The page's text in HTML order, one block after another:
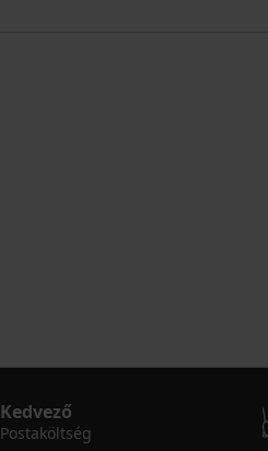
Kedvező
Postaköltség